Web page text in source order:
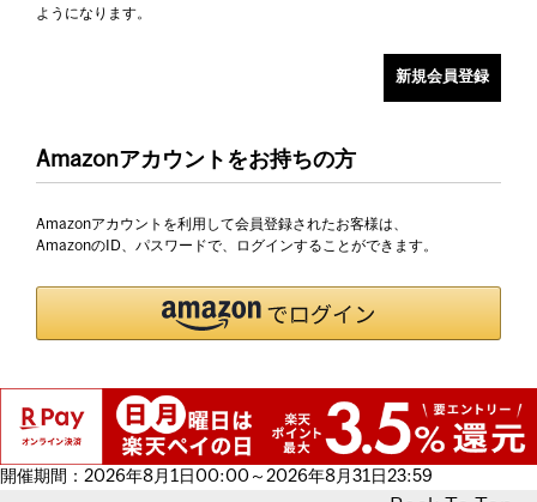
ようになります。
Amazonアカウントをお持ちの方
Amazonアカウントを利用して会員登録されたお客様は、
AmazonのID、パスワードで、ログインすることができます。
開催期間：2026年8月1日00:00～2026年8月31日23:59